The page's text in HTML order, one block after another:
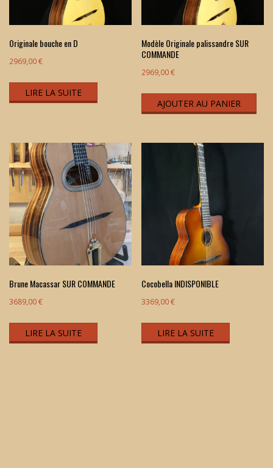
Originale bouche en D
2969,00€
LIRE LA SUITE
Modèle Originale palissandre SUR
COMMANDE
2969,00€
AJOUTER AU PANIER
Brune Macassar SUR COMMANDE
3689,00€
LIRE LA SUITE
Cocobella INDISPONIBLE
3369,00€
LIRE LA SUITE